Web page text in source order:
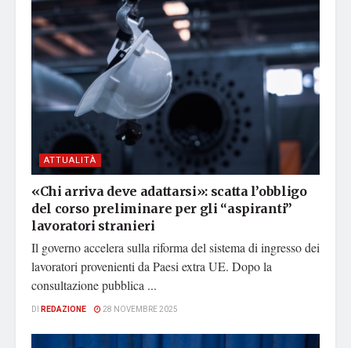
ATTUALITÀ
«Chi arriva deve adattarsi»: scatta l’obbligo
del corso preliminare per gli “aspiranti”
lavoratori stranieri
Il governo accelera sulla riforma del sistema di ingresso dei
lavoratori provenienti da Paesi extra UE. Dopo la
consultazione pubblica ...
DI REDAZIONE 28 NOVEMBRE 2025